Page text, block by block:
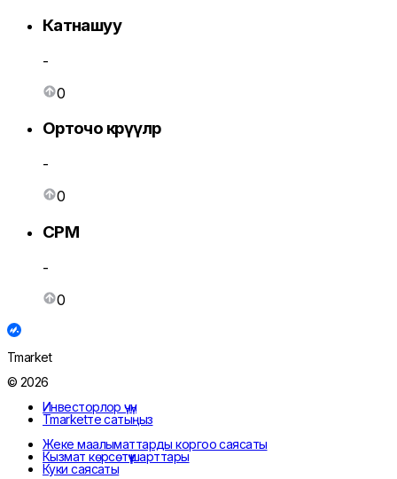
Катнашуу
-
0
Орточо көрүүлөр
-
0
CPM
-
0
Tmarket
© 2026
Инвесторлор үчүн
Tmarketте сатыңыз
Жеке маалыматтарды коргоо саясаты
Кызмат көрсөтүү шарттары
Куки саясаты